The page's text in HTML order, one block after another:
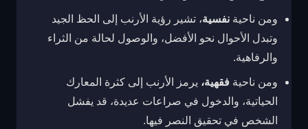
ومن ناحية نفسية، تشير رؤية الأرنب إلى الحظ الجيد
وتبدل الأحوال نحو الأفضل، والوصول لحالة من الثراء
والرفاهية.
ومن ناحية فقهية، يرمز الأرنب إلى كثرة المعارك
الحياتية، والدخول في صراعات عديدة، قد يفشل
الشخص في تحقيق النصر فيها.